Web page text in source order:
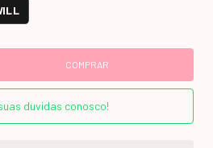
duvidas conosco!